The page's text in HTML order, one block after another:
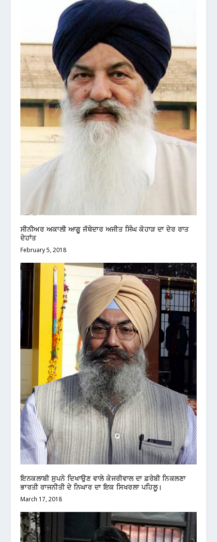
ਸੀਨੀਅਰ ਅਕਾਲੀ ਆਗੂ ਜੱਥੇਦਾਰ ਅਜੀਤ ਸਿੰਘ ਕੋਹਾੜ ਦਾ ਦੇਰ ਰਾਤ
ਦੇਹਾਂਤ
February 5, 2018
ਇਨਕਲਾਬੀ ਸੁਪਨੇ ਦਿਖਾਉਣ ਵਾਲੇ ਕੇਜਰੀਵਾਲ ਦਾ ਫ਼ਰੇਬੀ ਨਿਕਲਣਾ
ਭਾਰਤੀ ਰਾਜਨੀਤੀ ਦੇ ਨਿਘਾਰ ਦਾ ਇਕ ਸਿਖਰਲਾ ਪਹਿਲੂ।
March 17, 2018